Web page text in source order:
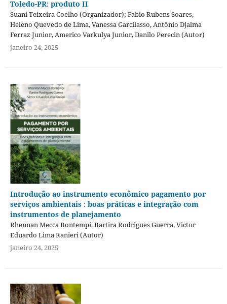
Toledo-PR: produto II
Suani Teixeira Coelho (Organizador); Fabio Rubens Soares,
Heleno Quevedo de Lima, Vanessa Garcilasso, Antônio Djalma
Ferraz Junior, Americo Varkulya Junior, Danilo Perecin (Autor)
janeiro 24, 2025
Introdução ao instrumento econômico pagamento por
serviços ambientais : boas práticas e integração com
instrumentos de planejamento
Rhennan Mecca Bontempi, Bartira Rodrigues Guerra, Victor
Eduardo Lima Ranieri (Autor)
janeiro 24, 2025